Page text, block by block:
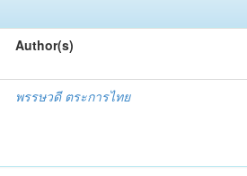
Author(s)
พรรษวดี ตระการไทย